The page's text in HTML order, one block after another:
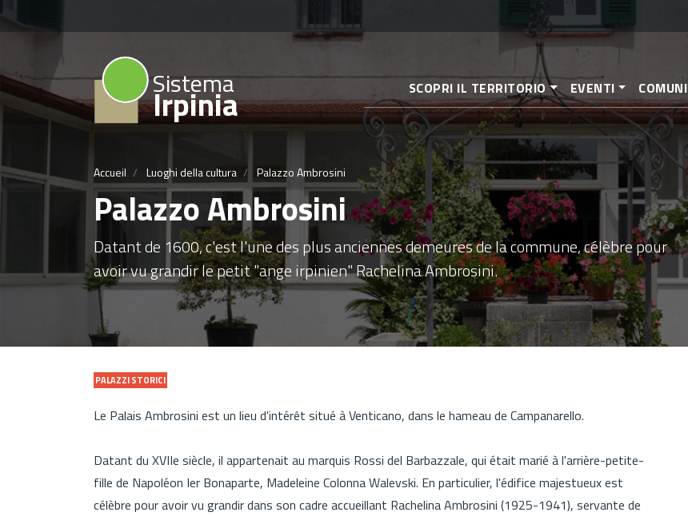
Aller
au
contenu
principal
Sistema
Irpinia SCOPRI IL TERRITORIO EVENTI COMUNI
Accueil Luoghi della cultura Palazzo Ambrosini
Palazzo Ambrosini
Datant de 1600, c'est l'une des plus anciennes demeures de la commune, célèbre pour
avoir vu grandir le petit "ange irpinien" Rachelina Ambrosini.
PALAZZI STORICI
Le Palais Ambrosini est un lieu d'intérêt situé à Venticano, dans le hameau de Campanarello.
Datant du XVIIe siècle, il appartenait au marquis Rossi del Barbazzale, qui était marié à l'arrière-petite-
fille de Napoléon Ier Bonaparte, Madeleine Colonna Walevski. En particulier, l'édifice majestueux est
célèbre pour avoir vu grandir dans son cadre accueillant Rachelina Ambrosini (1925-1941), servante de